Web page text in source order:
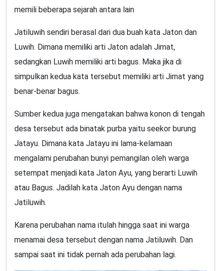
memili beberapa sejarah antara lain
Jatiluwih sendiri berasal dari dua buah kata Jaton dan
Luwih. Dimana memiliki arti Jaton adalah Jimat,
sedangkan Luwih memiliki arti bagus. Maka jika di
simpulkan kedua kata tersebut memiliki arti Jimat yang
benar-benar bagus.
Sumber kedua juga mengatakan bahwa konon di tengah
desa tersebut ada binatak purba yaitu seekor burung
Jatayu. Dimana kata Jatayu ini lama-kelamaan
mengalami perubahan bunyi pemangilan oleh warga
setempat menjadi kata Jaton Ayu, yang berarti Luwih
atau Bagus. Jadilah kata Jaton Ayu dengan nama
Jatiluwih.
Karena perubahan nama itulah hingga saat ini warga
menamai desa tersebut dengan nama Jatiluwih. Dan
sampai saat ini tidak pernah ada perubahan lagi.